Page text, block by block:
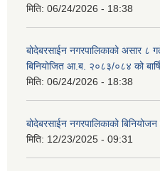
मिति: 06/24/2026 - 18:38
बोदेबरसाईन नगरपालिकाको असार
बिनियोजित आ.ब. २०८३/०८४ को
मिति: 06/24/2026 - 18:38
बोदेबरसाईन नगरपालिकाको
मिति: 12/23/2025 - 09:31